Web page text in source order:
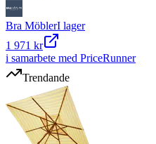
Bra MöblerI lager
1 971 kr
i samarbete med PriceRunner
Trendande